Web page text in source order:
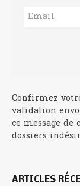
Confirmez
validation
ce message
dossiers
ARTICLES